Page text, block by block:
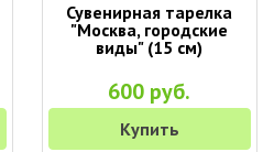
Сувенирная тарелка
"Москва, городские
виды" (15 см)
600 руб.
Купить